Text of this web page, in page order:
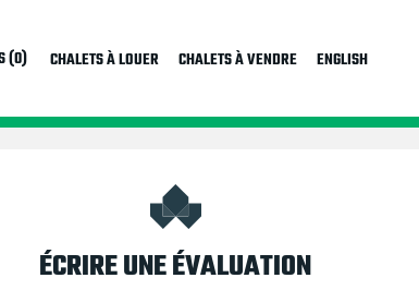
(0) CHALETS À LOUER CHALETS À VENDRE ENGLISH
ÉCRIRE UNE ÉVALUATION